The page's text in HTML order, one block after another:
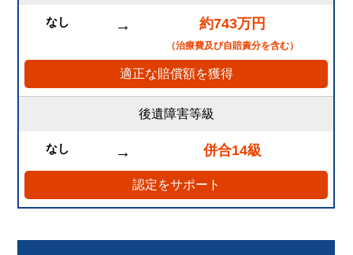
なし → 約743万円
（治療費及び自賠責分を含む）
適正な賠償額を獲得
後遺障害等級
なし → 併合14級
認定をサポート